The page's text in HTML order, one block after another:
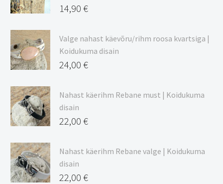
20,44 €
14,90 €
Valge nahast käevõru/rihm roosa kvartsiga |
Koidukuma disain
24,00 €
Nahast käerihm Rebane must | Koidukuma
disain
22,00 €
Nahast käerihm Rebane valge | Koidukuma
disain
22,00 €